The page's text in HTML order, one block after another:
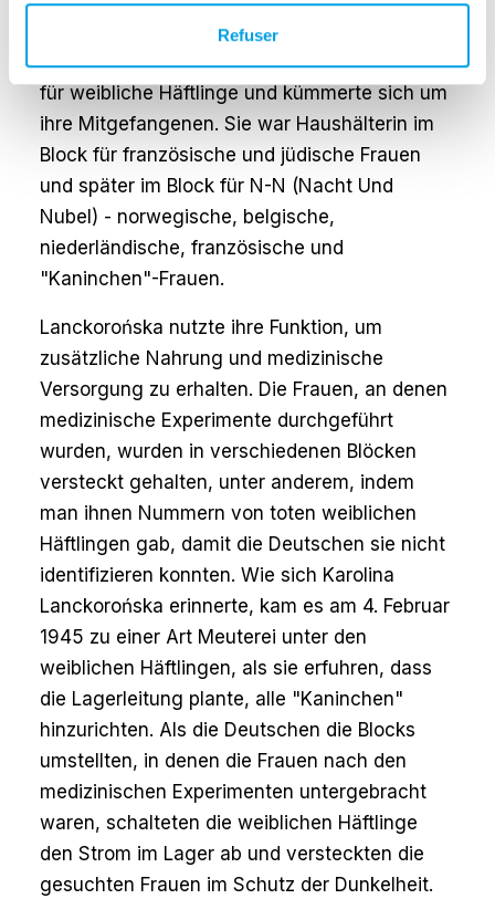
Refuser
Verbrechen berichtete. Darüber hinaus hielt
Lanckorońska Vorträge über Kunstgeschichte
für weibliche Häftlinge und kümmerte sich um
ihre Mitgefangenen. Sie war Haushälterin im
Block für französische und jüdische Frauen
und später im Block für N-N (Nacht Und
Nubel) - norwegische, belgische,
niederländische, französische und
"Kaninchen"-Frauen.
Lanckorońska nutzte ihre Funktion, um
zusätzliche Nahrung und medizinische
Versorgung zu erhalten. Die Frauen, an denen
medizinische Experimente durchgeführt
wurden, wurden in verschiedenen Blöcken
versteckt gehalten, unter anderem, indem
man ihnen Nummern von toten weiblichen
Häftlingen gab, damit die Deutschen sie nicht
identifizieren konnten. Wie sich Karolina
Lanckorońska erinnerte, kam es am 4. Februar
1945 zu einer Art Meuterei unter den
weiblichen Häftlingen, als sie erfuhren, dass
die Lagerleitung plante, alle "Kaninchen"
hinzurichten. Als die Deutschen die Blocks
umstellten, in denen die Frauen nach den
medizinischen Experimenten untergebracht
waren, schalteten die weiblichen Häftlinge
den Strom im Lager ab und versteckten die
gesuchten Frauen im Schutz der Dunkelheit.